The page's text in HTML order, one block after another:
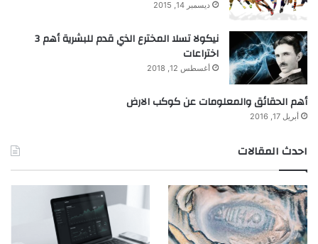
ديسمبر 14, 2015
نيكولا تسلا المخترع الذي قدم للبشرية أهم 3
اختراعات
أغسطس 12, 2018
أهم الحقائق والمعلومات عن كوكب الارض
أبريل 17, 2016
احدث المقالات